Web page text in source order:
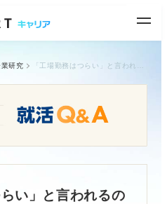
研究
らい」と言われるの